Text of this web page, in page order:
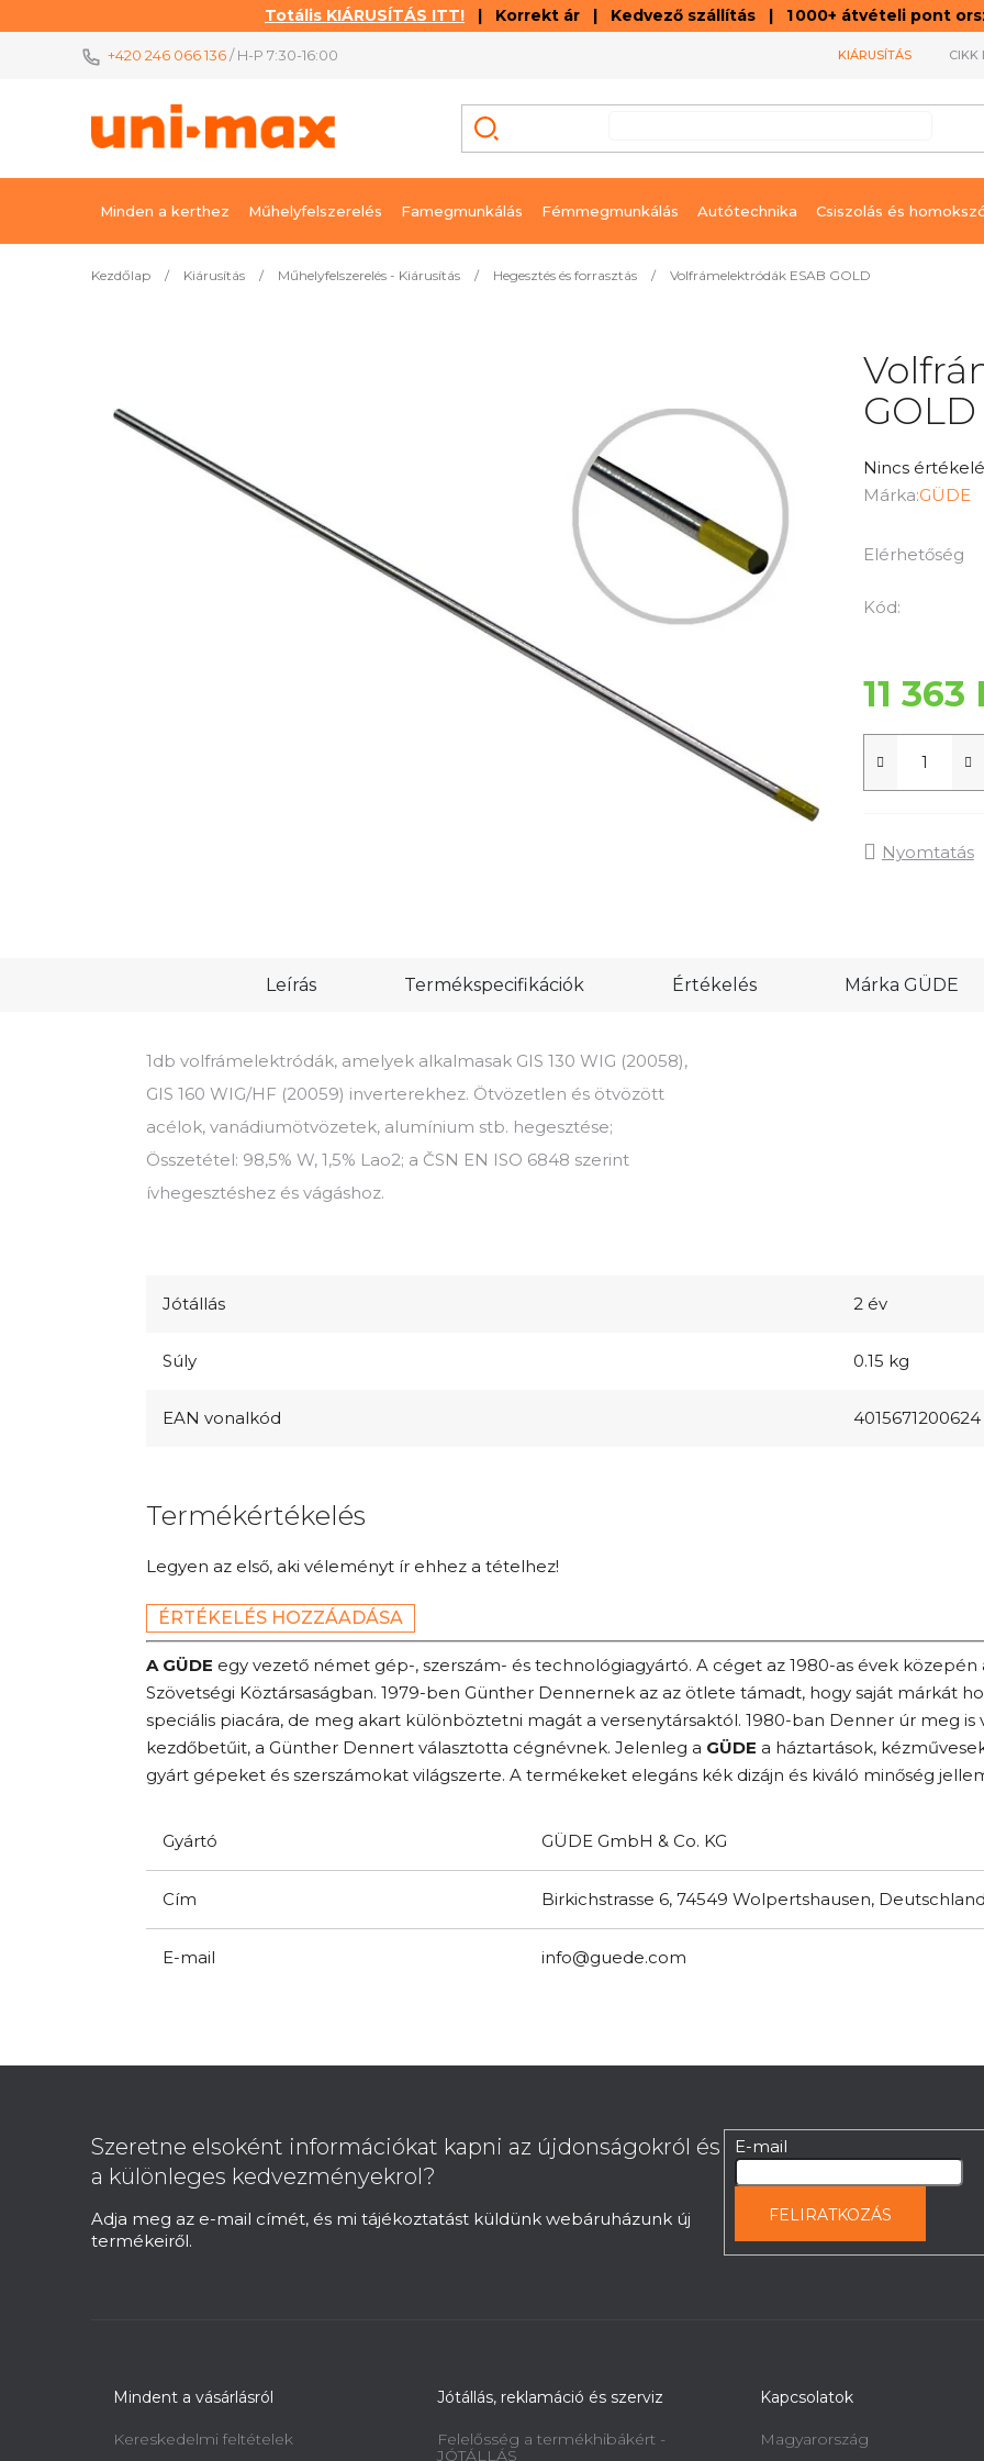
Totális KIÁRUSÍTÁS ITT! | Korrekt ár | Kedvező szállítás | 1 000+ átvételi pont
+420 246 066 136/ H-P 7:30-16:00 KIÁRUSÍTÁS CIKK
Minden a kerthez Műhelyfelszerelés Famegmunkálás Fémmegmunkálás Autótechnika Csiszolás és
Kezdőlap / Kiárusítás / Műhelyfelszerelés - Kiárusítás / Hegesztés és forrasztás / Volfrámelektródák ESAB GOLD
GOLD
A
termék
értékelése
ből
Nincs
Márka:GÜDE
Elérhetőség
Kód:
11 363
Nyomtatás
Leírás Termékspecifikációk Értékelés Márka GÜDE
1db volfrámelektródák, amelyek alkalmasak GIS 130 WIG (20058),
GIS 160 WIG/HF (20059) inverterekhez. Ötvözetlen és ötvözött
acélok, vanádiumötvözetek, alumínium stb. hegesztése;
Összetétel: 98,5% W, 1,5% Lao2; a ČSN EN ISO 6848 szerint
ívhegesztéshez és vágáshoz.
Jótállás 2 év
Súly 0.15 kg
EAN vonalkód 4015671200624
Termékértékelés
Legyen az első, aki véleményt ír ehhez a tételhez!
ÉRTÉKELÉS HOZZÁADÁSA
A GÜDE egy vezető német gép-, szerszám- és technológiagyártó. A céget az 1980-as évek
Szövetségi Köztársaságban. 1979-ben Günther Dennernek az az ötlete támadt, hogy saját márkát
speciális piacára, de meg akart különböztetni magát a versenytársaktól. 1980-ban Denner úr meg
kezdőbetűit, a Günther Dennert választotta cégnévnek. Jelenleg a GÜDE a háztartások,
gyárt gépeket és szerszámokat világszerte. A termékeket elegáns kék dizájn és kiváló minőség
Gyártó GÜDE GmbH & Co. KG
Cím Birkichstrasse 6, 74549 Wolpertshausen, Deutschland
E-mail info@guede.com
Szeretne elsoként információkat kapni az újdonságokról és
a különleges kedvezményekrol?
Adja meg az e-mail címét, és mi tájékoztatást küldünk webáruházunk új
termékeiről.
E-mail
FELIRATKOZÁS
Mindent a vásárlásról
Kereskedelmi feltételek
Jótállás, reklamáció és szerviz
Felelősség a termékhibákért -
JÓTÁLLÁS
Kapcsolatok
Magyarország